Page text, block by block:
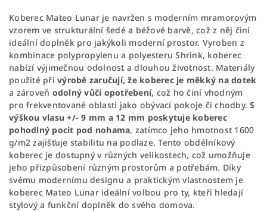
Koberec Mateo Lunar je navržen s moderním mramorovým
vzorem ve strukturální šedé a béžové barvě, což z něj činí
ideální doplněk pro jakýkoli moderní prostor. Vyroben z
kombinace polypropylenu a polyesteru Shrink, koberec
nabízí výjimečnou odolnost a dlouhou životnost. Materiály
použité při výrobě zaručují, že koberec je měkký na dotek
a zároveň odolný vůči opotřebení, což ho činí vhodným
pro frekventované oblasti jako obývací pokoje či chodby. S
výškou vlasu +/- 9 mm a 12 mm poskytuje koberec
pohodlný pocit pod nohama, zatímco jeho hmotnost 1600
g/m2 zajišťuje stabilitu na podlaze. Tento obdélníkový
koberec je dostupný v různých velikostech, což umožňuje
jeho přizpůsobení různým prostorům a potřebám. Díky
svému modernímu designu a praktickým vlastnostem je
koberec Mateo Lunar ideální volbou pro ty, kteří hledají
stylový a funkční doplněk do svého domova.